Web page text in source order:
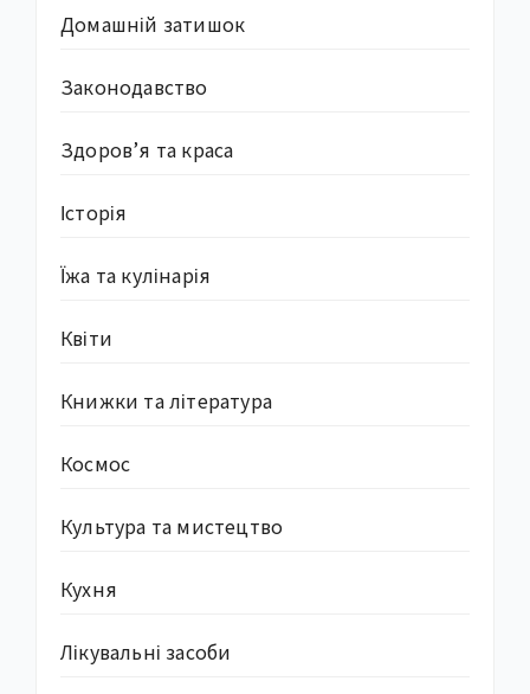
Домашній затишок
Законодавство
Здоров’я та краса
Історія
Їжа та кулінарія
Квіти
Книжки та література
Космос
Культура та мистецтво
Кухня
Лікувальні засоби